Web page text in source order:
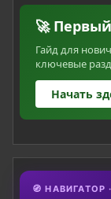
🚀
Гайд для
ключевые
Начать
🧭 НАВИГАТОР